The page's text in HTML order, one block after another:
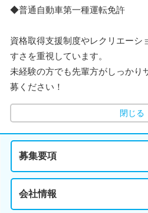
◆普通自動車第一種運転免許
資格取得支援制度やレクリエーシ
すさを重視しています。
未経験の方でも先輩方がしっかり
募ください！
閉じる
募集要項
会社情報